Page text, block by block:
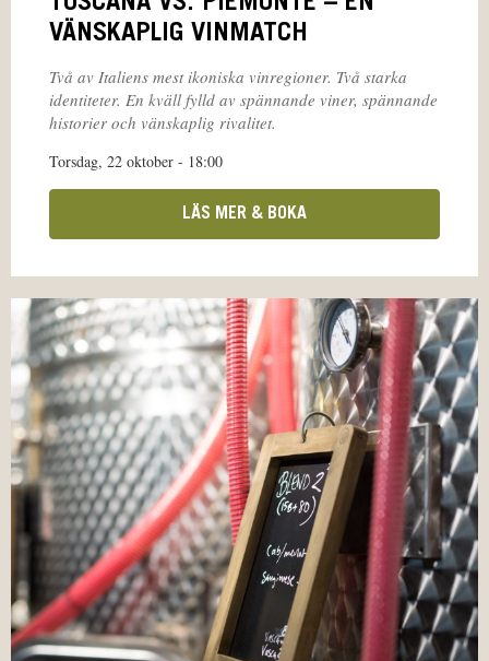
VÄNSKAPLIG VINMATCH
Två av Italiens mest ikoniska vinregioner. Två starka
identiteter. En kväll fylld av spännande viner, spännande
historier och vänskaplig rivalitet.
Torsdag, 22 oktober - 18:00
LÄS MER & BOKA